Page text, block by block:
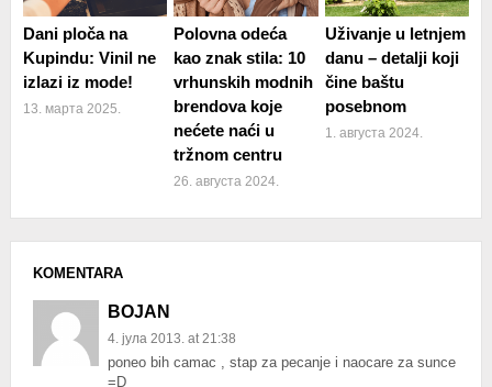
Dani ploča na
Kupindu: Vinil ne
izlazi iz mode!
13. марта 2025.
Polovna odeća
kao znak stila: 10
vrhunskih modnih
brendova koje
nećete naći u
tržnom centru
26. августа 2024.
Uživanje u letnjem
danu – detalji koji
čine baštu
posebnom
1. августа 2024.
KOMENTARA
BOJAN
4. јула 2013. at 21:38
poneo bih camac , stap za pecanje i naocare za sunce
=D